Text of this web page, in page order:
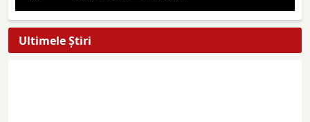
Ultimele Ştiri